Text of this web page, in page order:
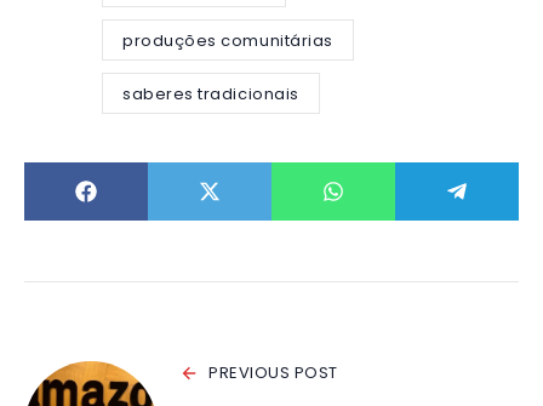
produções comunitárias
saberes tradicionais
PREVIOUS POST